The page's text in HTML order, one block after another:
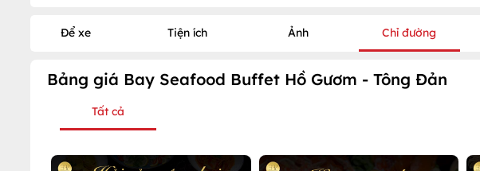
Để xe Tiện ích Ảnh Chỉ đường
Bảng giá Bay Seafood Buffet Hồ Gươm - Tông Đản
Tất cả